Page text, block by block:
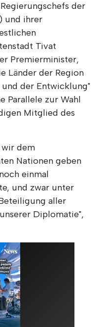
der
und ihrer
Tivat
Premierminister,
Länder der Region
und der Entwicklung"
Parallele zur Wahl
Mitglied des
wir dem
Nationen geben
einmal
und zwar unter
aller
Diplomatie",